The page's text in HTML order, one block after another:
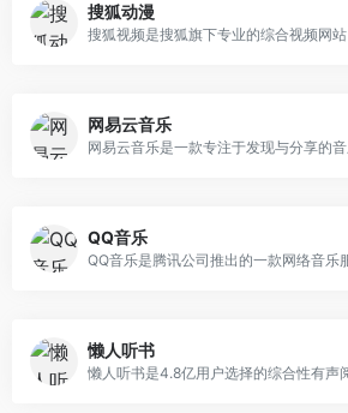
搜狐动漫
网易云音乐
QQ音乐
懒人听书